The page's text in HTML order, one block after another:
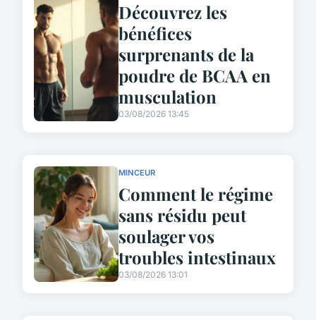
Découvrez les
bénéfices
surprenants de la
poudre de BCAA en
musculation
03/08/2026 13:45
MINCEUR
Comment le régime
sans résidu peut
soulager vos
troubles intestinaux
03/08/2026 13:01